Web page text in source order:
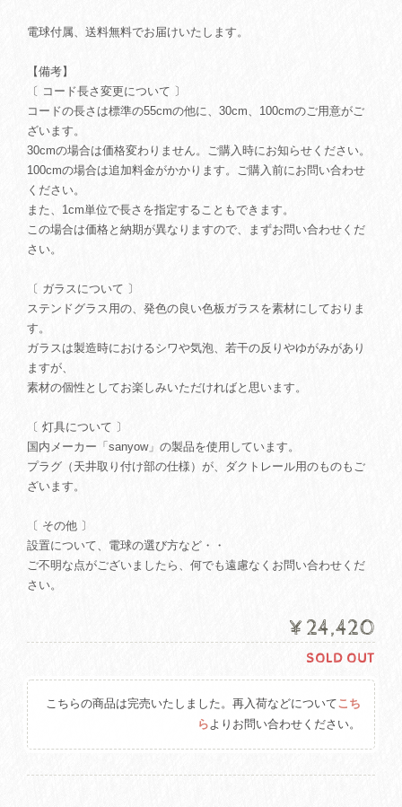
電球付属、送料無料でお届けいたします。
【備考】
〔 コード長さ変更について 〕
コードの長さは標準の55cmの他に、30cm、100cmのご用意がご
ざいます。
30cmの場合は価格変わりません。ご購入時にお知らせください。
100cmの場合は追加料金がかかります。ご購入前にお問い合わせ
ください。
また、1cm単位で長さを指定することもできます。
この場合は価格と納期が異なりますので、まずお問い合わせくだ
さい。
〔 ガラスについて 〕
ステンドグラス用の、発色の良い色板ガラスを素材にしておりま
す。
ガラスは製造時におけるシワや気泡、若干の反りやゆがみがあり
ますが、
素材の個性としてお楽しみいただければと思います。
〔 灯具について 〕
国内メーカー「sanyow」の製品を使用しています。
プラグ（天井取り付け部の仕様）が、ダクトレール用のものもご
ざいます。
〔 その他 〕
設置について、電球の選び方など・・
ご不明な点がございましたら、何でも遠慮なくお問い合わせくだ
さい。
¥24,420
SOLD OUT
こちらの商品は完売いたしました。再入荷などについてこち
らよりお問い合わせください。